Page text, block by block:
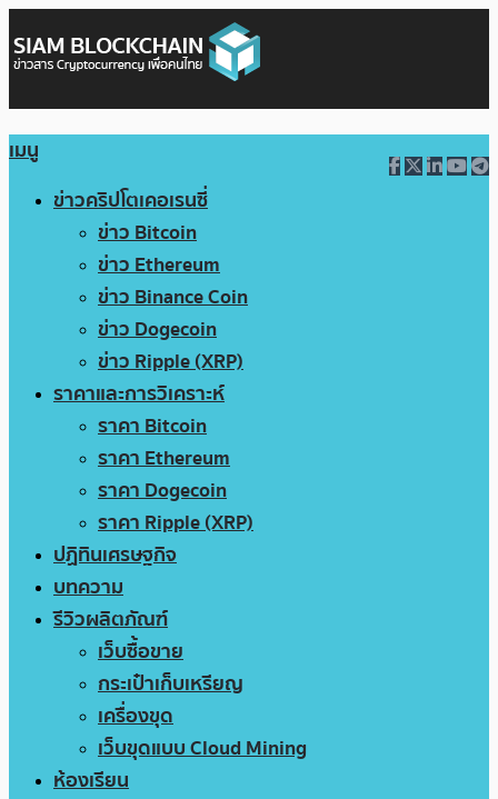
เมนู
ข่าวคริปโตเคอเรนซี่
ข่าว Bitcoin
ข่าว Ethereum
ข่าว Binance Coin
ข่าว Dogecoin
ข่าว Ripple (XRP)
ราคาและการวิเคราะห์
ราคา Bitcoin
ราคา Ethereum
ราคา Dogecoin
ราคา Ripple (XRP)
ปฏิทินเศรษฐกิจ
บทความ
รีวิวผลิตภัณฑ์
เว็บซื้อขาย
กระเป๋าเก็บเหรียญ
เครื่องขุด
เว็บขุดแบบ Cloud Mining
ห้องเรียน